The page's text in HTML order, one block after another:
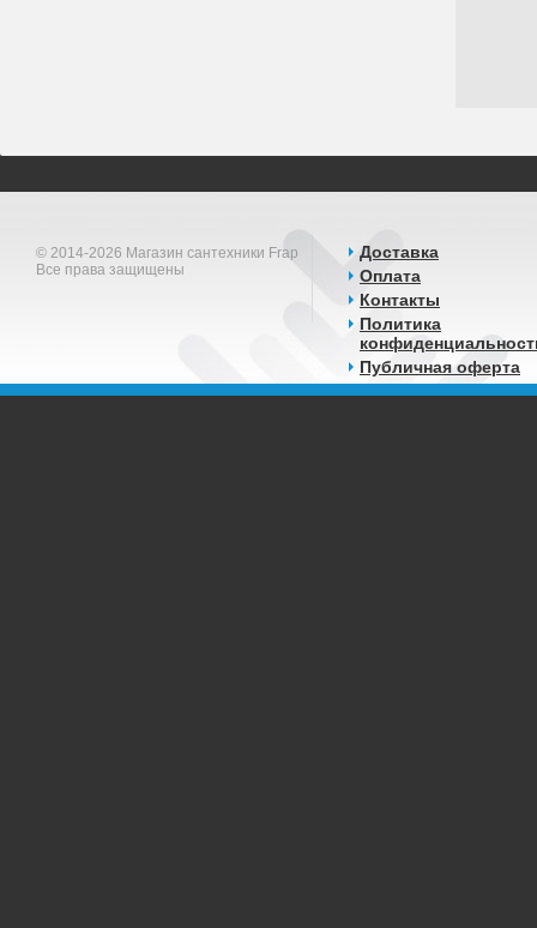
© 2014-2026 Магазин сантехники Frap
Все права защищены
Доставка
Оплата
Контакты
Политика
Публичная оферта